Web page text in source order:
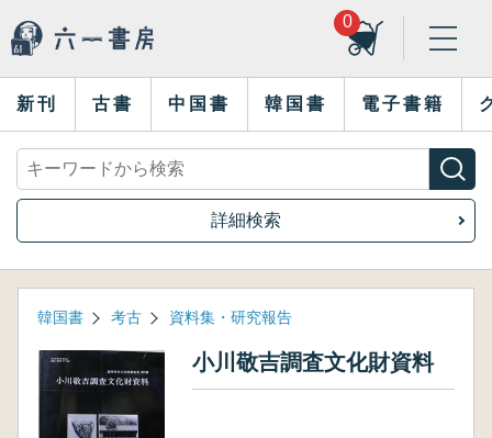
0
新刊 古書 中国書 韓国書 電子書籍
詳細検索
韓国書 考古 資料集・研究報告
小川敬吉調査文化財資料